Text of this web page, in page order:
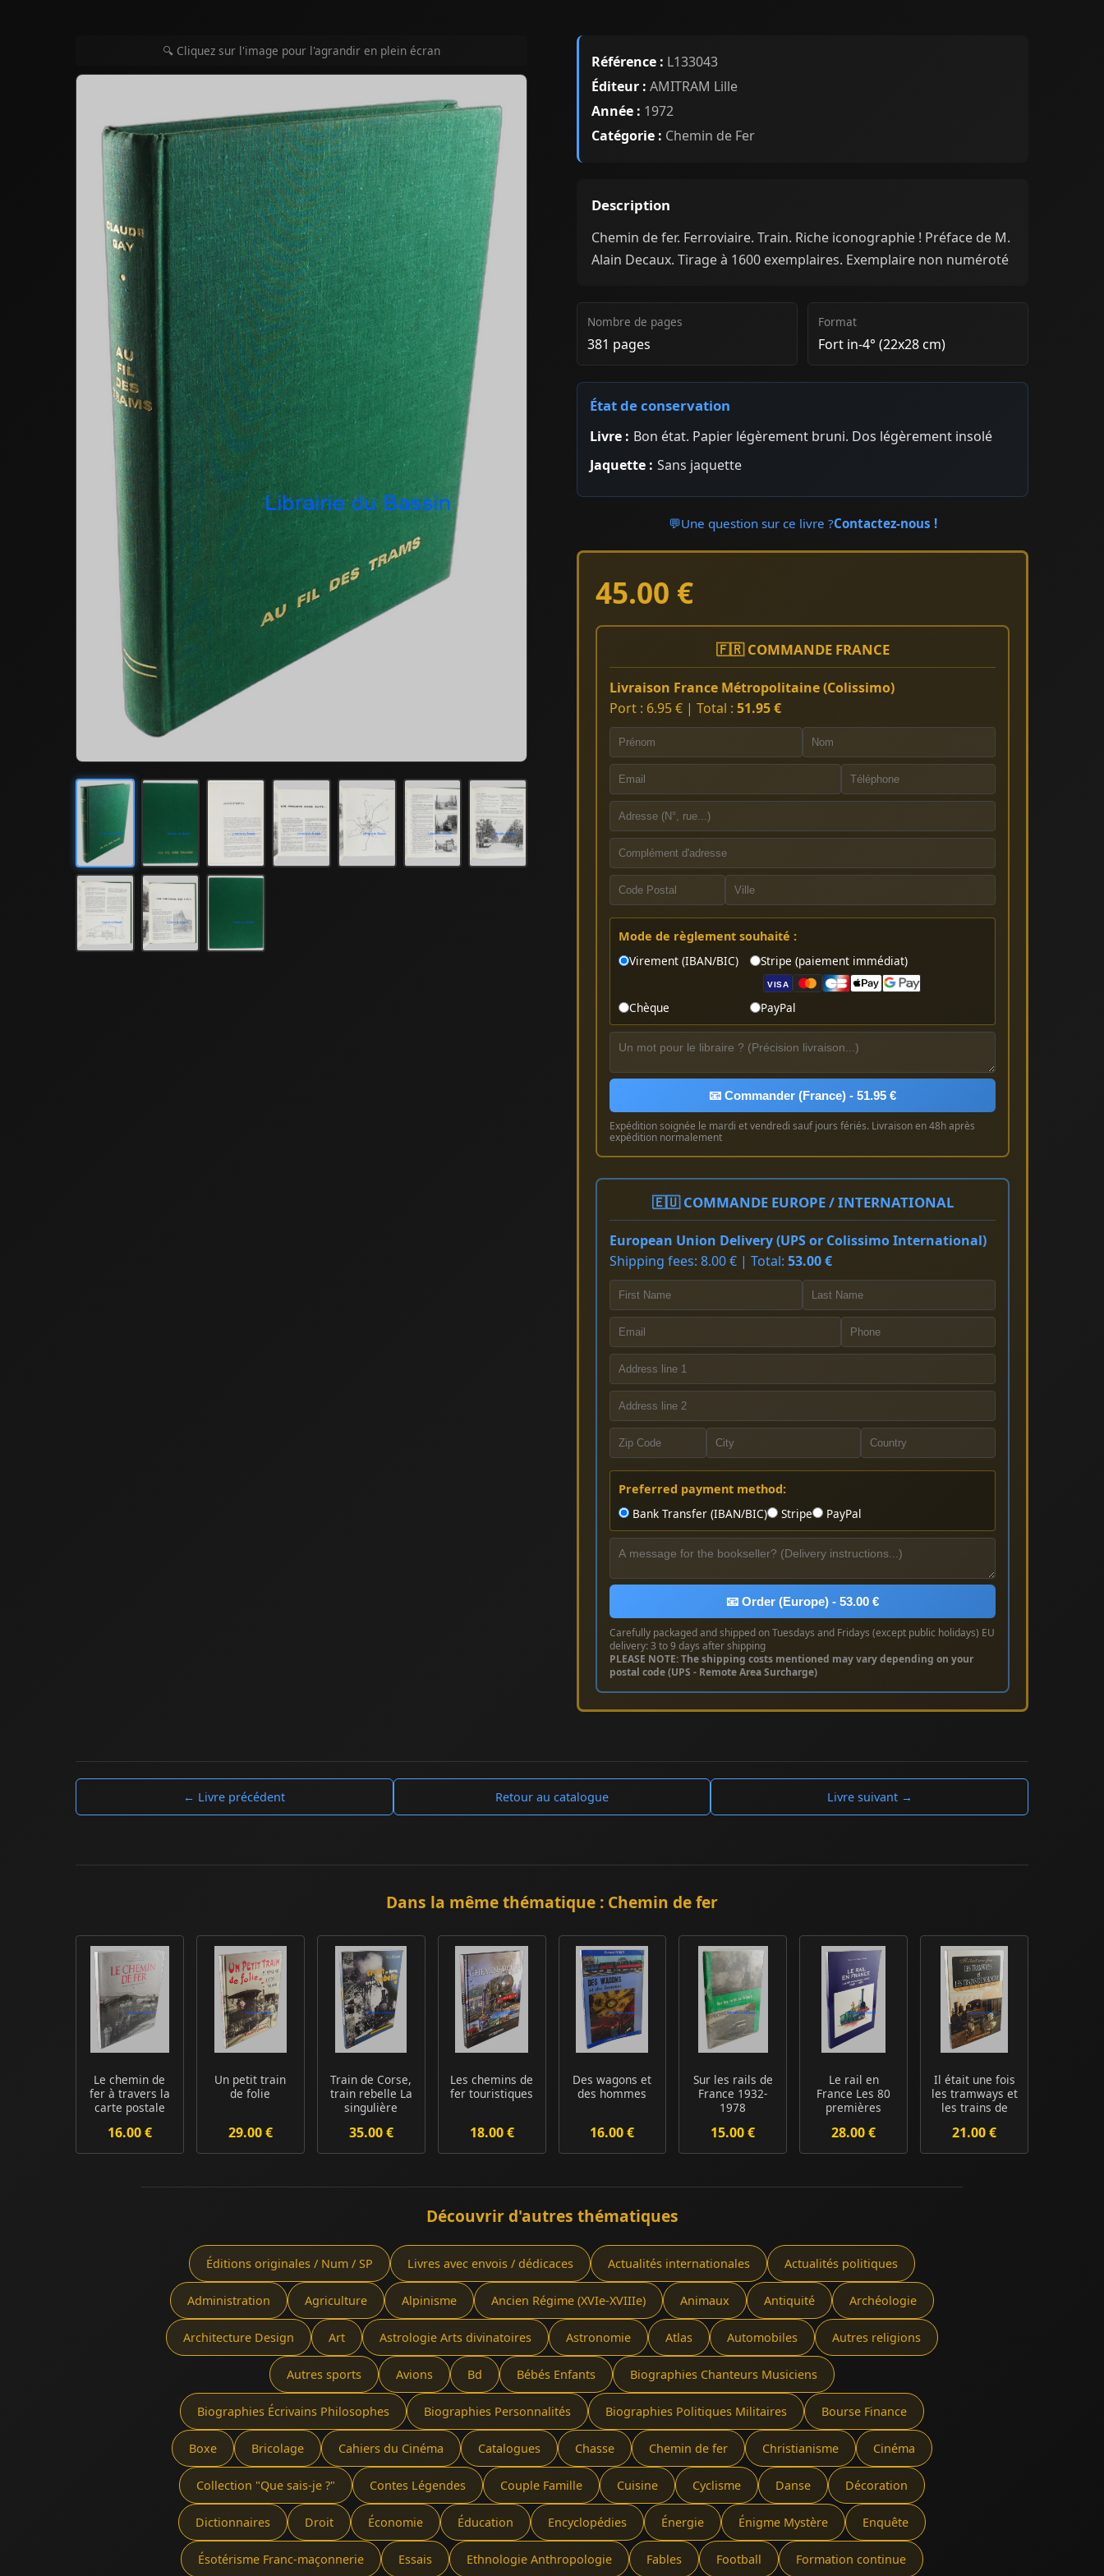
🔍 Cliquez sur l'image pour l'agrandir en plein écran
Référence : L133043
Éditeur : AMITRAM Lille
Année : 1972
Catégorie : Chemin de Fer
Description
Chemin de fer. Ferroviaire. Train. Riche iconographie ! Préface de M.
Alain Decaux. Tirage à 1600 exemplaires. Exemplaire non numéroté
Nombre de pages
381 pages
Format
Fort in-4° (22x28 cm)
État de conservation
Livre : Bon état. Papier légèrement bruni. Dos légèrement insolé
Jaquette : Sans jaquette
💬Une question sur ce livre ?Contactez-nous !
45.00 €
🇫🇷 COMMANDE FRANCE
Livraison France Métropolitaine (Colissimo)
Port : 6.95 € | Total : 51.95 €
Mode de règlement souhaité :
Virement (IBAN/BIC)
Stripe (paiement immédiat)
VISA
Chèque PayPal
📧 Commander (France) - 51.95 €
Expédition soignée le mardi et vendredi sauf jours fériés. Livraison en 48h après
expédition normalement
🇪🇺 COMMANDE EUROPE / INTERNATIONAL
European Union Delivery (UPS or Colissimo International)
Shipping fees: 8.00 € | Total: 53.00 €
Preferred payment method:
Bank Transfer (IBAN/BIC)
Stripe PayPal
📧 Order (Europe) - 53.00 €
Carefully packaged and shipped on Tuesdays and Fridays (except public holidays) EU
delivery: 3 to 9 days after shipping
PLEASE NOTE: The shipping costs mentioned may vary depending on your
postal code (UPS - Remote Area Surcharge)
← Livre précédent Retour au catalogue Livre suivant →
Dans la même thématique : Chemin de fer
Le chemin de
fer à travers la
carte postale
16.00 €
Un petit train
de folie
29.00 €
Train de Corse,
train rebelle La
singulière
35.00 €
Les chemins de
fer touristiques
18.00 €
Des wagons et
des hommes
16.00 €
Sur les rails de
France 1932-
1978
15.00 €
Le rail en
France Les 80
premières
1851
28.00 €
Il était une fois
les tramways et
les trains de
21.00 €
Découvrir d'autres thématiques
Éditions originales / Num / SP Livres avec envois / dédicaces Actualités internationales Actualités politiques
Administration Agriculture Alpinisme Ancien Régime (XVIe-XVIIIe) Animaux Antiquité Archéologie
Architecture Design Art Astrologie Arts divinatoires Astronomie Atlas Automobiles Autres religions
Autres sports Avions Bd Bébés Enfants Biographies Chanteurs Musiciens
Biographies Écrivains Philosophes Biographies Personnalités Biographies Politiques Militaires Bourse Finance
Boxe Bricolage Cahiers du Cinéma Catalogues Chasse Chemin de fer Christianisme Cinéma
Collection "Que sais-je ?" Contes Légendes Couple Famille Cuisine Cyclisme Danse Décoration
Dictionnaires Droit Économie Éducation Encyclopédies Énergie Énigme Mystère Enquête
Ésotérisme Franc-maçonnerie Essais Ethnologie Anthropologie Fables Football Formation continue